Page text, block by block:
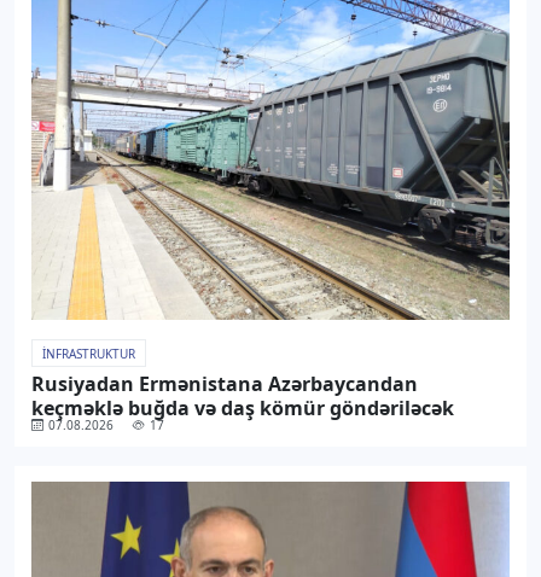
İNFRASTRUKTUR
Rusiyadan Ermənistana Azərbaycandan
keçməklə buğda və daş kömür göndəriləcək
07.08.2026 17